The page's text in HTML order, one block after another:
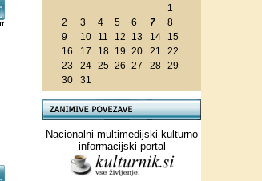
1
2
3 4 5 6 7
8
9
10 11 12 13 14
15
16
17 18 19 20 21
22
23
24 25 26 27 28 29
30
31
Nacionalni multimedijski kulturno
informacijski portal